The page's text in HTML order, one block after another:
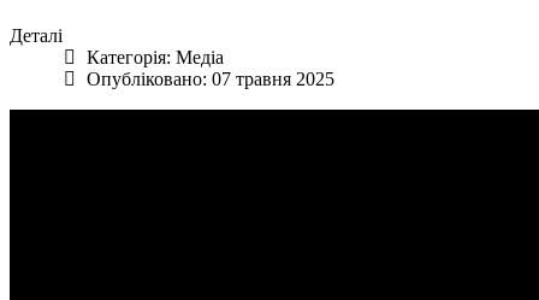
Деталі
Категорія: Медіа
Опубліковано: 07 травня 2025